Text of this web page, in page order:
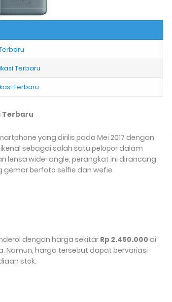
Terbaru
Terbaru
Terbaru
yang dirilis pada Mei 2017 dengan
sebagai salah satu pelopor dalam
lensa wide-angle, perangkat ini dirancang
berfoto selfie dan wefie.
dengan harga sekitarRp 2.450.000 di
Namun, harga tersebut dapat bervariasi
stok.